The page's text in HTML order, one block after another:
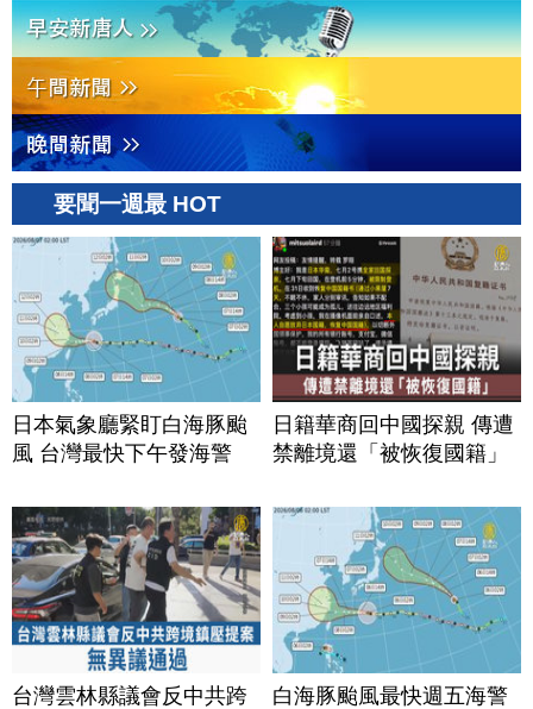
要聞一週最 HOT
日本氣象廳緊盯白海豚颱
風 台灣最快下午發海警
日籍華商回中國探親 傳遭
禁離境還「被恢復國籍」
台灣雲林縣議會反中共跨
白海豚颱風最快週五海警